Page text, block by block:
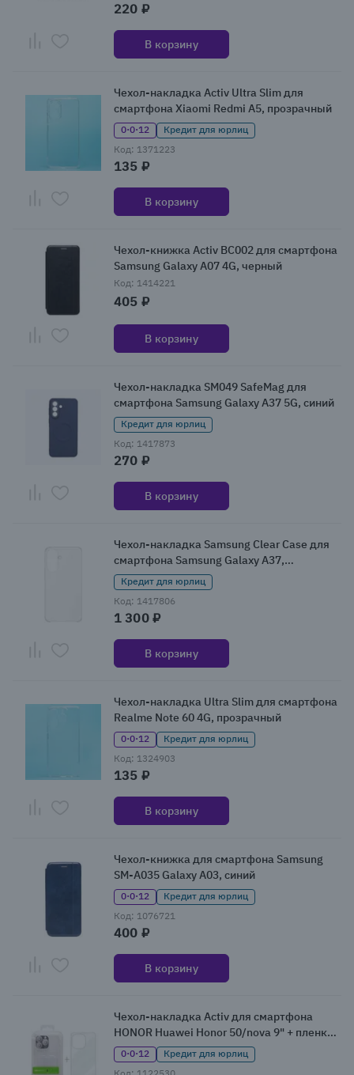
220 ₽
В корзину
Чехол-накладка Activ Ultra Slim для
смартфона Xiaomi Redmi A5, прозрачный
0·0·12
Кредит для юрлиц
Код: 1371223
135 ₽
В корзину
Чехол-книжка Activ BC002 для смартфона
Samsung Galaxy A07 4G, черный
Код: 1414221
405 ₽
В корзину
Чехол-накладка SM049 SafeMag для
смартфона Samsung Galaxy A37 5G, синий
Кредит для юрлиц
Код: 1417873
270 ₽
В корзину
Чехол-накладка Samsung Clear Case для
смартфона Samsung Galaxy A37,
прозрачный
Кредит для юрлиц
Код: 1417806
1 300 ₽
В корзину
Чехол-накладка Ultra Slim для смартфона
Realme Note 60 4G, прозрачный
0·0·12
Кредит для юрлиц
Код: 1324903
135 ₽
В корзину
Чехол-книжка для смартфона Samsung
SM-A035 Galaxy A03, синий
0·0·12
Кредит для юрлиц
Код: 1076721
400 ₽
В корзину
Чехол-накладка Activ для смартфона
HONOR Huawei Honor 50/nova 9" + пленка
Back, прозрчный
0·0·12
Кредит для юрлиц